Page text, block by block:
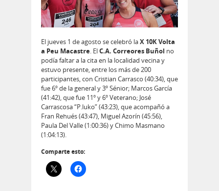
El jueves 1 de agosto se celebró laX 10K Volta
a Peu Macastre. ElC.A. Correores Buñol no
podía faltar a la cita en la localidad vecina y
estuvo presente, entre los más de 200
participantes, con Cristian Carrasco (40:34), que
fue 6º de la general y 3º Sénior; Marcos García
(41:42), que fue 11º y 6º Veterano; José
Carrascosa “P.luko” (43:23), que acompañó a
Fran Rehués (43:47), Miguel Azorín (45:56),
Paula Del Valle (1:00:36) y Chimo Masmano
(1:04:13).
Comparte esto: